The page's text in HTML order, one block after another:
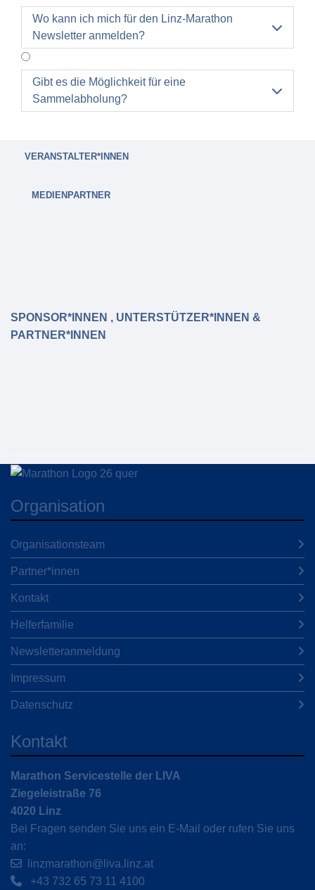
Eine Überschreibung der Anmeldung auf das
nächste Jahr ist nur einmalig möglich und es fallen
Gebühren von 30,00€ an.
Wo kann ich mich für den Linz-Marathon
Newsletter anmelden?

Gibt es die Möglichkeit für eine
Sammelabholung?

VERANSTALTER*INNEN
MEDIENPARTNER
SPONSOR*INNEN , UNTERSTÜTZER*INNEN &
PARTNER*INNEN
Organisation
Organisationsteam
Partner*innen
Kontakt
Helferfamilie
Newsletteranmeldung
Impressum
Datenschutz
Kontakt
Marathon Servicestelle der LIVA
Ziegeleistraße 76
4020 Linz
Bei Fragen senden Sie uns ein E-Mail oder rufen Sie uns
an:
linzmarathon@liva.linz.at
+43 732 65 73 11 4100